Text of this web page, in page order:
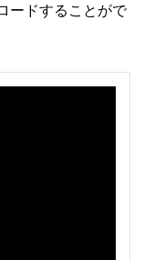
ードすることがで